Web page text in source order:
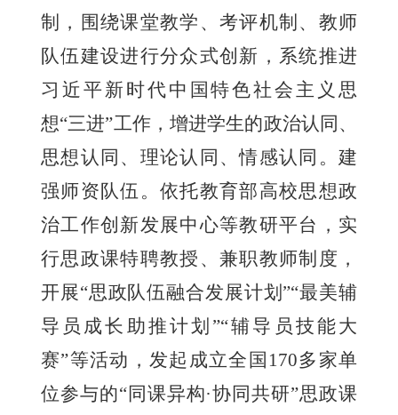
制，围绕课堂教学、考评机制、教师
队伍建设进行分众式创新，系统推进
习近平新时代中国特色社会主义思
想“三进”工作，增进学生的政治认同、
思想认同、理论认同、情感认同。建
强师资队伍。依托教育部高校思想政
治工作创新发展中心等教研平台，实
行思政课特聘教授、兼职教师制度，
开展“思政队伍融合发展计划”“最美辅
导员成长助推计划”“辅导员技能大
赛”等活动，发起成立全国170多家单
位参与的“同课异构·协同共研”思政课